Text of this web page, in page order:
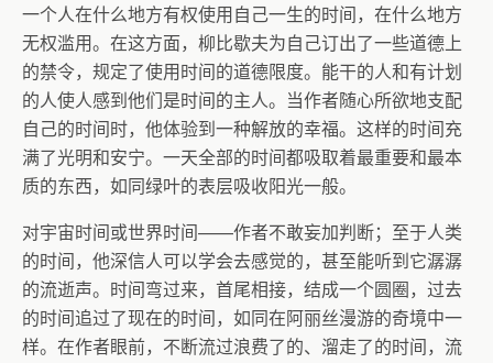
一个人在什么地方有权使用自己一生的时间，在什么地方
无权滥用。在这方面，柳比歇夫为自己订出了一些道德上
的禁令，规定了使用时间的道德限度。能干的人和有计划
的人使人感到他们是时间的主人。当作者随心所欲地支配
自己的时间时，他体验到一种解放的幸福。这样的时间充
满了光明和安宁。一天全部的时间都吸取着最重要和最本
质的东西，如同绿叶的表层吸收阳光一般。
对宇宙时间或世界时间——作者不敢妄加判断；至于人类
的时间，他深信人可以学会去感觉的，甚至能听到它潺潺
的流逝声。时间弯过来，首尾相接，结成一个圆圈，过去
的时间追过了现在的时间，如同在阿丽丝漫游的奇境中一
样。在作者眼前，不断流过浪费了的、溜走了的时间，流